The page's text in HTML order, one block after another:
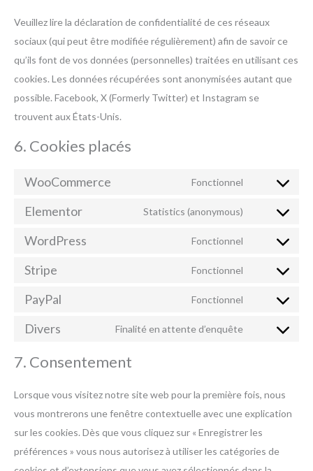
Veuillez lire la déclaration de confidentialité de ces réseaux
sociaux (qui peut être modifiée régulièrement) afin de savoir ce
qu’ils font de vos données (personnelles) traitées en utilisant ces
cookies. Les données récupérées sont anonymisées autant que
possible. Facebook, X (Formerly Twitter) et Instagram se
trouvent aux États-Unis.
6. Cookies placés
WooCommerce Fonctionnel
Elementor Statistics (anonymous)
WordPress Fonctionnel
Stripe Fonctionnel
PayPal Fonctionnel
Divers Finalité en attente d’enquête
7. Consentement
Lorsque vous visitez notre site web pour la première fois, nous
vous montrerons une fenêtre contextuelle avec une explication
sur les cookies. Dès que vous cliquez sur « Enregistrer les
préférences » vous nous autorisez à utiliser les catégories de